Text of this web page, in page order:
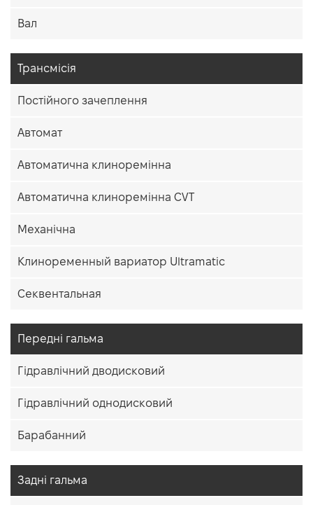
Вал
Трансмісія
Постійного зачеплення
Автомат
Автоматична клиноремінна
Автоматична клиноремінна CVT
Механічна
Клиноременный вариатор Ultramatic
Секвентальная
Передні гальма
Гідравлічний дводисковий
Гідравлічний однодисковий
Барабанний
Задні гальма